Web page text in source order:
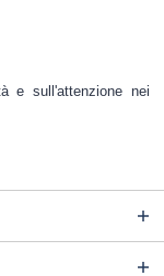
e sull'attenzione nei